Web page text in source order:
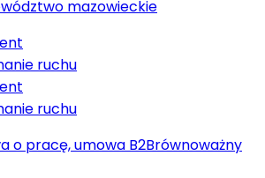
mazowieckie
ruchu
ruchu
o pracę, umowa B2Brównoważny